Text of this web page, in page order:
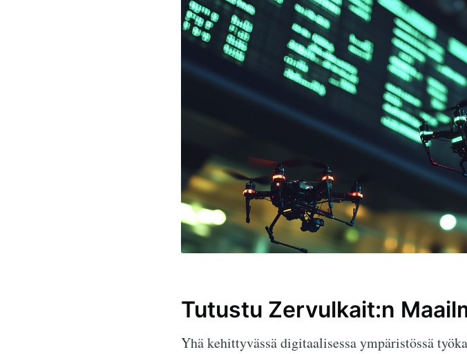
Tutustu Zervulkait:n
Yhä kehittyvässä digitaalisessa ympäristössä